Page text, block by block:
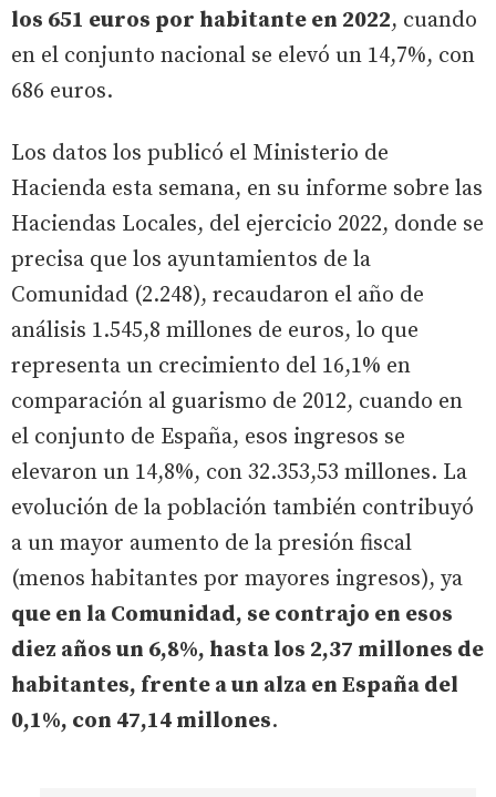
los 651 euros por habitante en 2022, cuando
en el conjunto nacional se elevó un 14,7%, con
686 euros.
Los datos los publicó el Ministerio de
Hacienda esta semana, en su informe sobre las
Haciendas Locales, del ejercicio 2022, donde se
precisa que los ayuntamientos de la
Comunidad (2.248), recaudaron el año de
análisis 1.545,8 millones de euros, lo que
representa un crecimiento del 16,1% en
comparación al guarismo de 2012, cuando en
el conjunto de España, esos ingresos se
elevaron un 14,8%, con 32.353,53 millones. La
evolución de la población también contribuyó
a un mayor aumento de la presión fiscal
(menos habitantes por mayores ingresos), ya
que en la Comunidad, se contrajo en esos
diez años un 6,8%, hasta los 2,37 millones de
habitantes, frente a un alza en España del
0,1%, con 47,14 millones.